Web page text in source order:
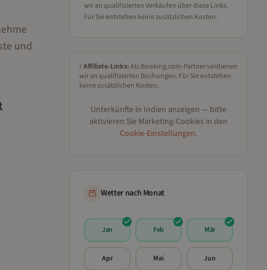
und
wir an qualifizierten Verkäufen über diese Links.
Für Sie entstehen keine zusätzlichen Kosten.
ℹ️ Affiliate-Links:Als Booking.com-Partner verdienen
wir an qualifizierten Buchungen. Für Sie entstehen
keine zusätzlichen Kosten.
Unterkünfte in Indien anzeigen — bitte
aktivieren Sie Marketing-Cookies in den
Cookie-Einstellungen.
Wetter nach Monat
Jan Feb Mär
Apr Mai Jun